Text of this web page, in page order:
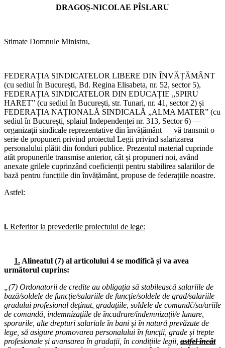
Consiliul de administrație al I.S.J. Hunedoara
Consiliul de administrație al I.S.J. Hunedoara
05.05.2026
Consiliul de administrație al I.S.J. Hunedoara
29.04.2026
Consiliul Liderilor S.I.P. Județul Hunedoara - Biroul Executiv S.I.P.
Județul Hunedoara
29.04.2026
Conferința de alegeri a U.J. C.N.S.L.R. Frăția Hunedoara
29.04.2026
Consiliul de administrație al I.S.J. Hunedoara
20.04.2026
Consiliul de administrație al I.S.J. Hunedoara
16.04.2026
Consiliul de administrație al I.S.J. Hunedoara
02.04.2026
Consiliul de administrație al I.S.J. Hunedoara
25.03.2026
DRAGOȘ-NICOLAE PÎSLARU
Stimate Domnule Ministru,
FEDERAȚIA SINDICATELOR LIBERE DIN ÎNVĂȚĂMÂNT
(cu sediul în București, Bd. Regina Elisabeta, nr. 52, sector 5),
FEDERAȚIA SINDICATELOR DIN EDUCAȚIE „SPIRU
HARET” (cu sediul în București, str. Tunari, nr. 41, sector 2) și
FEDERAȚIA NAȚIONALĂ SINDICALĂ „ALMA MATER” (cu
sediul în București, splaiul Independenței nr. 313, Sector 6) —
organizații sindicale reprezentative din învățământ — vă transmit o
serie de propuneri privind proiectul Legii privind salarizarea
personalului plătit din fonduri publice. Prezentul material cuprinde
atât propunerile transmise anterior, cât și propuneri noi, având
anexate grilele cuprinzând coeficienții pentru stabilirea salariilor de
bază pentru funcțiile din învățământ, propuse de federațiile noastre.
Astfel:
l. Referitor la prevederile proiectului de lege:
1. Alineatul (7) al articolului 4 se modifică și va avea
următorul cuprins:
„(7) Ordonatorii de credite au obligația să stabilească salariile de
bază/soldele de funcție/salariile de funcție/soldele de grad/salariile
gradului profesional deținut, gradațiile, soldele de comandč/sa/ariile
de comandă, indemnizațiile de încadrare/indemnizații/e lunare,
sporurile, alte drepturi salariale în bani și în natură prevăzute de
lege, să asigure promovarea personalului în funcții, grade și trepte
profesionale și avansarea în gradații, în condițiile legii, astfel încât